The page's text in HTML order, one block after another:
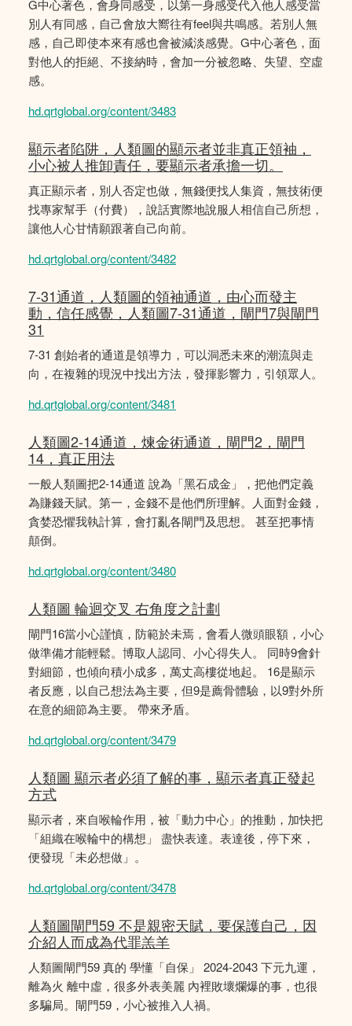
G中心著色，會身同感受，以第一身感受代入他人感受當
別人有同感，自己會放大嚮往有feel與共鳴感。若別人無
感，自己即使本來有感也會被減淡感覺。G中心著色，面
對他人的拒絕、不接納時，會加一分被忽略、失望、空虛
感。
hd.qrtglobal.org/content/3483
顯示者陷阱，人類圖的顯示者並非真正領袖，
小心被人推卸責任，要顯示者承擔一切。
真正顯示者，別人否定也做，無錢便找人集資，無技術便
找專家幫手（付費），說話實際地說服人相信自己所想，
讓他人心甘情願跟著自己向前。
hd.qrtglobal.org/content/3482
7-31通道，人類圖的領袖通道，由心而發主
動，信任感覺，人類圖7-31通道，閘門7與閘門
31
7-31 創始者的通道是領導力，可以洞悉未來的潮流與走
向，在複雜的現況中找出方法，發揮影響力，引領眾人。
hd.qrtglobal.org/content/3481
人類圖2-14通道，煉金術通道，閘門2，閘門
14，真正用法
一般人類圖把2-14通道 說為「黑石成金」，把他們定義
為賺錢天賦。第一，金錢不是他們所理解。人面對金錢，
貪婪恐懼我執計算，會打亂各閘門及思想。 甚至把事情
顛倒。
hd.qrtglobal.org/content/3480
人類圖 輪迴交叉 右角度之計劃
閘門16當小心謹慎，防範於未焉，會看人微頭眼額，小心
做準備才能輕鬆。博取人認同、小心得失人。 同時9會針
對細節，也傾向積小成多，萬丈高樓從地起。 16是顯示
者反應，以自己想法為主要，但9是薦骨體驗，以9對外所
在意的細節為主要。 帶來矛盾。
hd.qrtglobal.org/content/3479
人類圖 顯示者必須了解的事，顯示者真正發起
方式
顯示者，來自喉輪作用，被「動力中心」的推動，加快把
「組織在喉輪中的構想」 盡快表達。表達後，停下來，
便發現「未必想做」。
hd.qrtglobal.org/content/3478
人類圖閘門59 不是親密天賦，要保護自己，因
介紹人而成為代罪羔羊
人類圖閘門59 真的 學懂「自保」 2024-2043 下元九運，
離為火 離中虛，很多外表美麗 內裡敗壞爛爆的事，也很
多騙局。閘門59，小心被推入人禍。